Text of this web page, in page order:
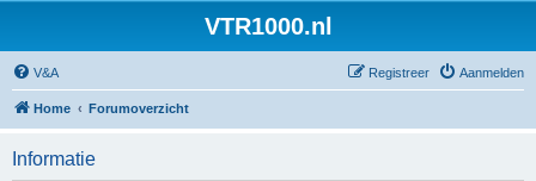
VTR1000.nl
V&A Aanmelden
Registreer
Home Forumoverzicht
Informatie